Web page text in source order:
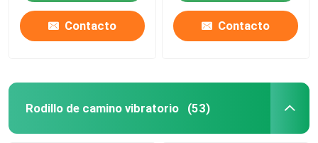
Contacto Contacto
Rodillo de camino vibratorio (53)